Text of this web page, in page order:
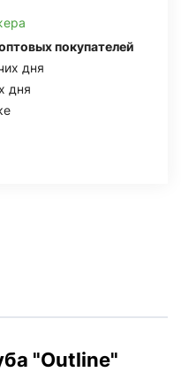
покупателей
дня
дня
"Outline"